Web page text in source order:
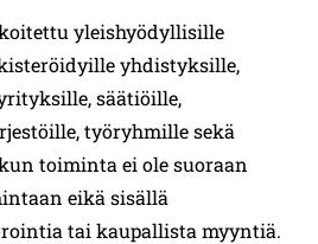
yleishyödyllisille
yhdistyksille,
säätiöille,
työryhmille sekä
toiminta ei ole suoraan
eikä sisällä
tai kaupallista myyntiä.